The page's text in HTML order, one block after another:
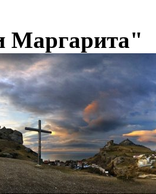
Маргарита"